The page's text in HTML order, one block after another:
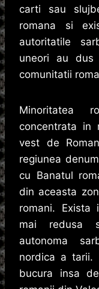
carti sau
romana si
autoritatile
uneori au
comunitatii
Minoritatea
concentrata in
vest de
regiunea
cu Banatul
din aceasta
romani. Exista
mai redusa
autonoma
nordica a tarii.
bucura insa